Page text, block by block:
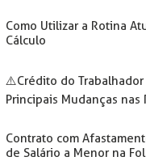
Como Utilizar a Rotina
Cálculo
⚠️Crédito do Trabalhador
Principais Mudanças nas
Contrato com
de Salário a Menor na